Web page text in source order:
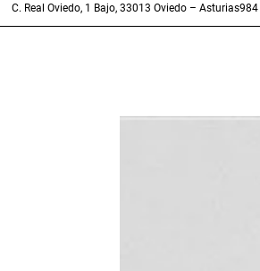
C. Real Oviedo, 1 Bajo, 33013 Oviedo – Asturias